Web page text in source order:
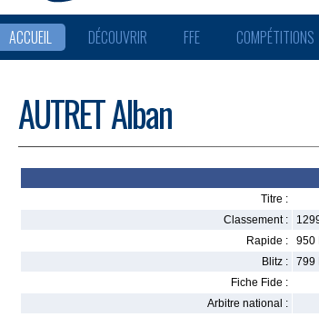
ACCUEIL DÉCOUVRIR FFE COMPÉTITIONS
AUTRET Alban
Titre :
Classement :
Rapide :
950
Blitz :
799
Fiche Fide :
Arbitre national :